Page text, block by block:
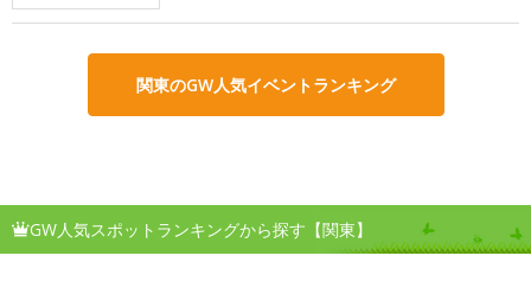
関東のGW人気イベントランキング
GW人気スポットランキングから探す【関東】